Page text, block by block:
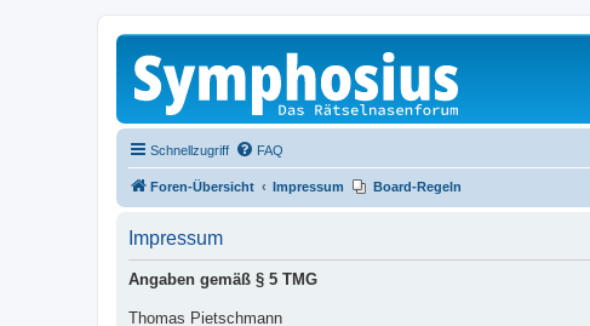
Schnellzugriff FAQ
Foren-Übersicht Impressum Board-Regeln
Impressum
Angaben gemäß § 5 TMG
Thomas Pietschmann